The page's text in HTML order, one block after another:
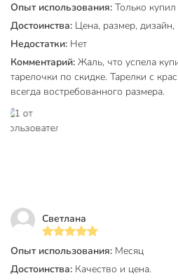
Цвет
Тип
Назначение
Артикул производителя
Вес в упаковке
Опыт использования: Только купил
Достоинства: Цена, размер, дизайн,
Недостатки: Нет
Комментарий: Жаль, что успела
тарелочки по скидке. Тарелки с
всегда востребованного размера.
Светлана
Опыт использования: Месяц
Достоинства: Качество и цена.